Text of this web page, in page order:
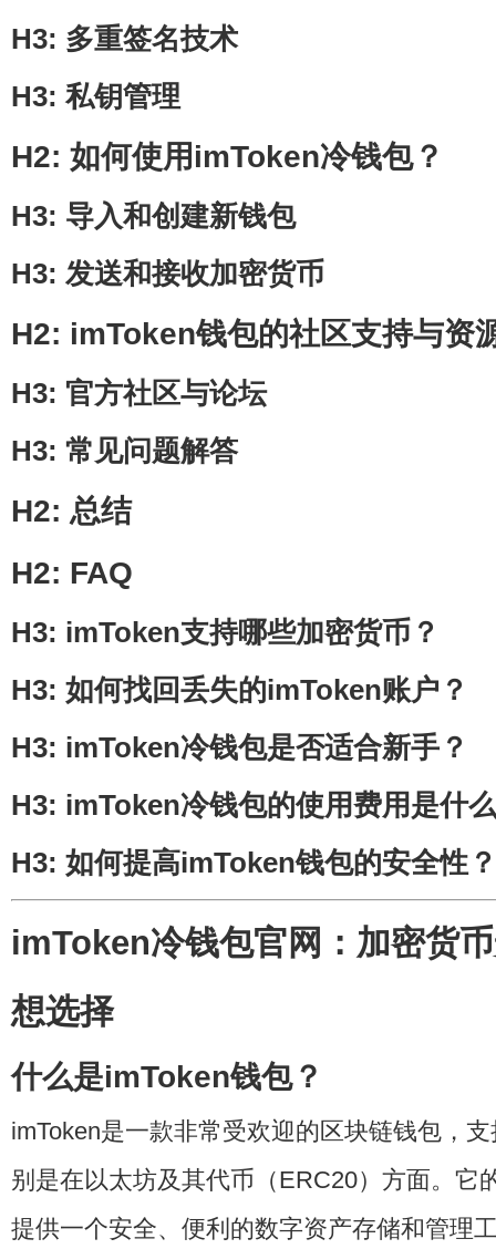
H3: 多重签名技术
H3: 私钥管理
H2: 如何使用imToken冷钱包？
H3: 导入和创建新钱包
H3: 发送和接收加密货币
H2: imToken钱包的社区支持与资
H3: 官方社区与论坛
H3: 常见问题解答
H2: 总结
H2: FAQ
H3: imToken支持哪些加密货币？
H3: 如何找回丢失的imToken账户？
H3: imToken冷钱包是否适合新手？
H3: imToken冷钱包的使用费用是什
H3: 如何提高imToken钱包的安全性？
imToken冷钱包官网：加密货
想选择
什么是imToken钱包？
imToken是一款非常受欢迎的区块链钱包，
别是在以太坊及其代币（ERC20）方面。它
提供一个安全、便利的数字资产存储和管理